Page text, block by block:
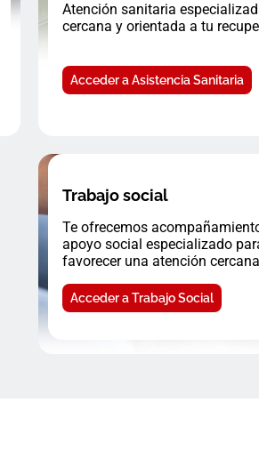
Atención sanitaria
cercana y orientada a tu
Acceder a Asistencia Sanitaria
Trabajo social
Te ofrecemos
apoyo social especializado
favorecer una atención
Acceder a Trabajo Social